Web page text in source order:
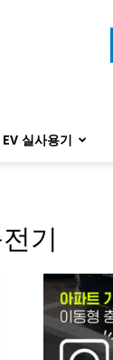
EV 실사용기
기